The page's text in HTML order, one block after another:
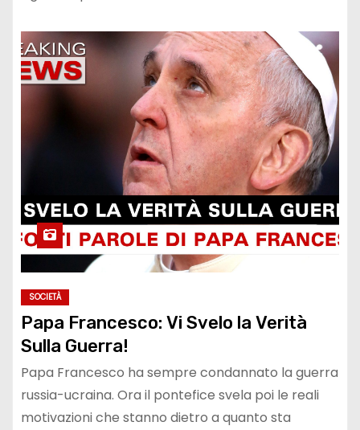
SOCIETÀ
Papa Francesco: Vi Svelo la Verità
Sulla Guerra!
Papa Francesco ha sempre condannato la guerra
russia-ucraina. Ora il pontefice svela poi le reali
motivazioni che stanno dietro a quanto sta